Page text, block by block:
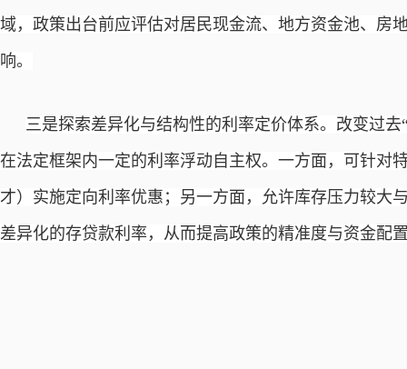
域，政策出台前应评估对居民现金流、地方资金池、房
响。
三是探索差异化与结构性的利率定价体系。改变过去
在法定框架内一定的利率浮动自主权。一方面，可针对
才）实施定向利率优惠；另一方面，允许库存压力较大
差异化的存贷款利率，从而提高政策的精准度与资金配